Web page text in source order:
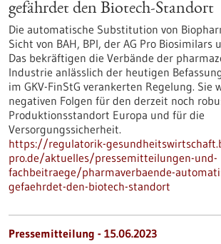
gefährdet den Biotech-Standort
Die automatische Substitution von
Sicht von BAH, BPI, der AG Pro Biosimilars
Das bekräftigen die Verbände der
Industrie anlässlich der heutigen
im GKV-FinStG verankerten Regelung. Sie
negativen Folgen für den derzeit noch
Produktionsstandort Europa und für die
Versorgungssicherheit.
https://regulatorik-
pro.de/aktuelles/pressemitteilungen-und-
fachbeitraege/pharmaverbaende-
gefaehrdet-den-biotech-standort
Pressemitteilung - 15.06.2023